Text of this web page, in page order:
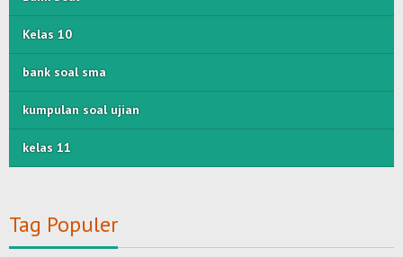
Kelas 10
bank soal sma
kumpulan soal ujian
kelas 11
Tag Populer